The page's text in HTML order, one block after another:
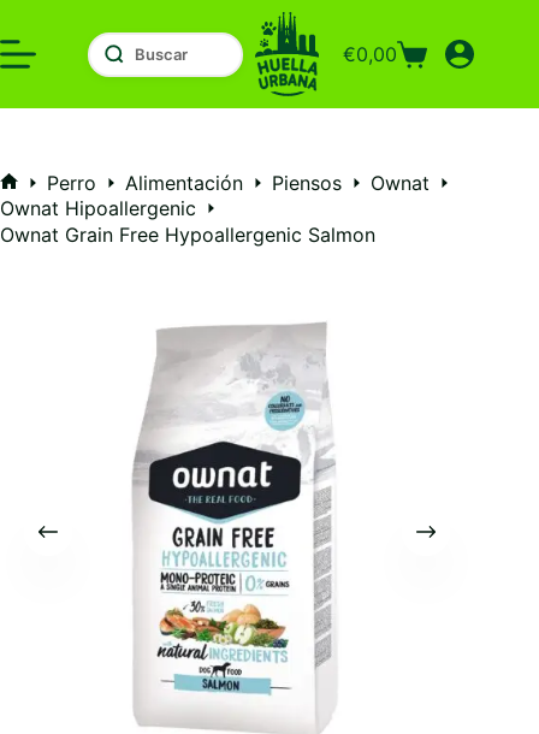
al
contenido
Carro
compra
€0,00
Inicio
Perro Alimentación Piensos
Ownat
Ownat Hipoallergenic
Ownat Grain Free Hypoallergenic Salmon